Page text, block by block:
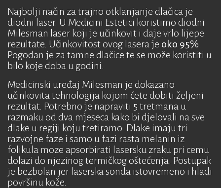
Najbolji način za trajno otklanjanje dlačica je
diodni laser. U Medicini Estetici koristimo diodni
Milesman laser koji je učinkovit i daje vrlo lijepe
rezultate. Učinkovitost ovog lasera je oko 95%
Pogodan je za tamne dlačice te se može koristiti u
bilo koje doba u godini.
Medicinski uređaj Milesman je dokazano
učinkovita tehnologija kojom ćete dobiti željeni
rezultat. Potrebno je napraviti 5 tretmana u
razmaku od dva mjeseca kako bi djelovali na sve
dlake u regiji koju tretiramo. Dlake imaju tri
razvojne faze i samo u fazi rasta melanin iz
folikula moze apsorbirati lasersku zraku pri cemu
dolazi do njezinog termičkog oštećenja. Postupak
je bezbolan jer laserska sonda istovremeno i hladi
površinu kože.